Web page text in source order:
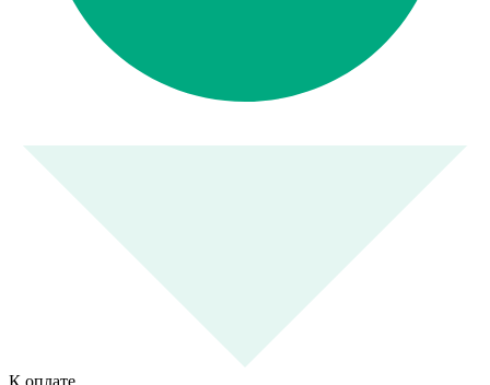
К оплате